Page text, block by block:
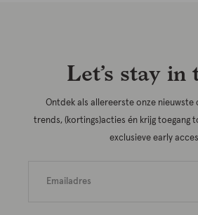
Let’s stay in
Ontdek als allereerste onze nieuwste
trends, (kortings)acties én krijg toegang
exclusieve early